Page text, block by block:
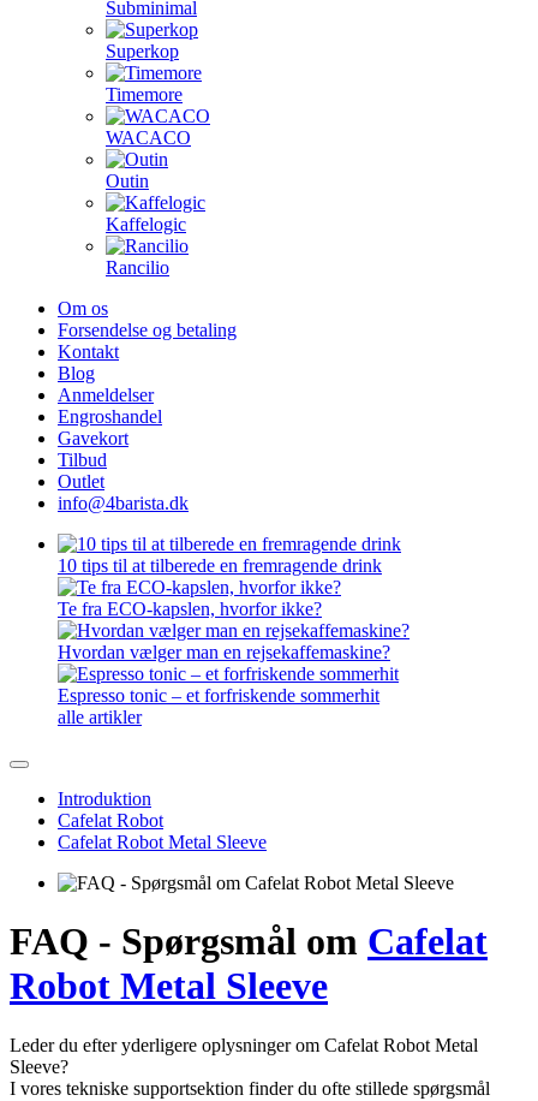
Subminimal
Superkop
Timemore
WACACO
Outin
Kaffelogic
Rancilio
Om os
Forsendelse og betaling
Kontakt
Blog
Anmeldelser
Engroshandel
Gavekort
Tilbud
Outlet
info@4barista.dk
10 tips til at tilberede en fremragende drink
Te fra ECO-kapslen, hvorfor ikke?
Hvordan vælger man en rejsekaffemaskine?
Espresso tonic – et forfriskende sommerhit
alle artikler
Introduktion
Cafelat Robot
Cafelat Robot Metal Sleeve
FAQ - Spørgsmål om Cafelat
Robot Metal Sleeve
Leder du efter yderligere oplysninger om Cafelat Robot Metal
Sleeve?
I vores tekniske supportsektion finder du ofte stillede spørgsmål